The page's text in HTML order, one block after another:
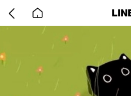
back
to
home